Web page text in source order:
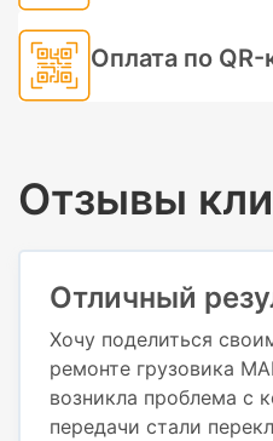
Оплата по QR-
Отзывы
Отличный
Хочу поделиться
ремонте грузовика
возникла проблема с
передачи стали